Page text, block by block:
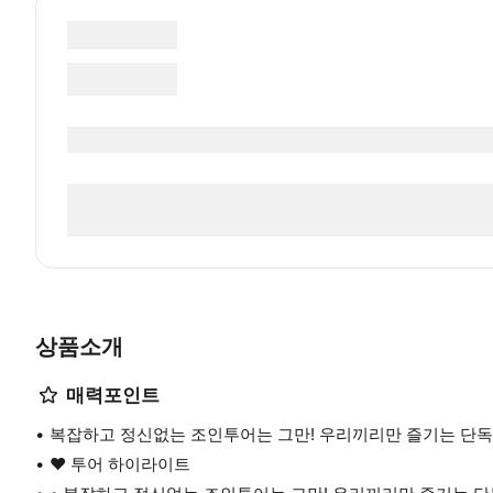
상품소개
매력포인트
복잡하고 정신없는 조인투어는 그만! 우리끼리만 즐기는 단
❤️ 투어 하이라이트